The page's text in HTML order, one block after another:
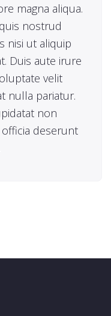
magna aliqua.
nostrud
nisi ut aliquip
Duis aute irure
velit
nulla pariatur.
non
deserunt